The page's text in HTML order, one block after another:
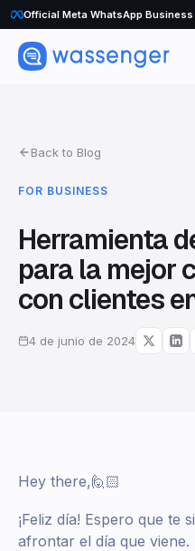
Official Meta WhatsApp Business
Back to Blog
FOR BUSINESS
Herramienta
para la mejor
con clientes
4 de junio de 2024
Hey there,🙋🏻
¡Feliz día! Espero que te
afrontar el día que viene.